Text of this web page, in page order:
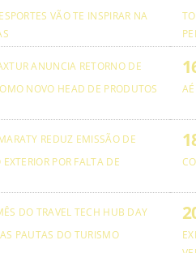
VÃO TE INSPIRAR NA
ANUNCIA RETORNO DE
NOVO HEAD DE PRODUTOS
REDUZ EMISSÃO DE
POR FALTA DE
DO TRAVEL TECH HUB DAY
PAUTAS DO TURISMO